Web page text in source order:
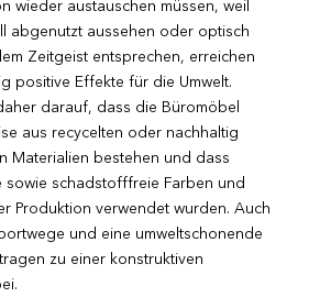
wieder austauschen müssen, weil
abgenutzt aussehen oder optisch
Zeitgeist entsprechen, erreichen
positive Effekte für die Umwelt.
darauf, dass die Büromöbel
aus recycelten oder nachhaltig
Materialien bestehen und dass
sowie schadstofffreie Farben und
Produktion verwendet wurden. Auch
und eine umweltschonende
zu einer konstruktiven